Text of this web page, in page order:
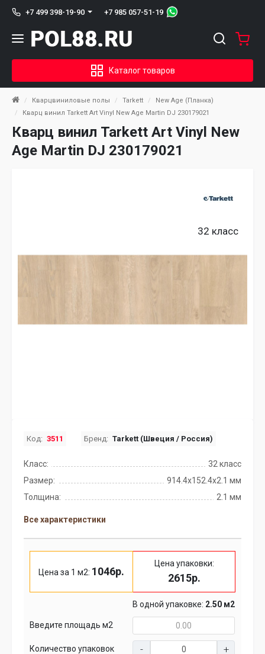
+7 499 398-19-90 +7 985 057-51-19
Каталог товаров
Кварцвиниловые полы Tarkett
New Age (Планка)
Кварц винил Tarkett Art Vinyl New Age Martin DJ 230179021
Кварц винил Tarkett Art Vinyl New
Age Martin DJ 230179021
32 класс
Код: 3511 Бренд: Tarkett (Швеция / Россия)
Класс:
32 класс
Размер:
914.4x152.4х2.1 мм
Толщина:
2.1 мм
Все характеристики
Цена за 1 м2: 1046р.
Цена упаковки:
2615р.
В одной упаковке: 2.50 м2
Введите площадь м2
Количество упаковок